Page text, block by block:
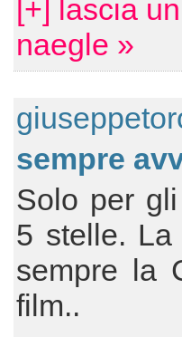
[+] lascia
naegle »
sempre
Solo per
5 stelle.
sempre la
film..